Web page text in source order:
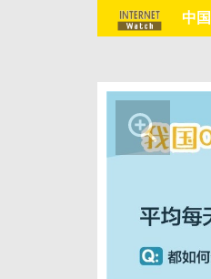
中